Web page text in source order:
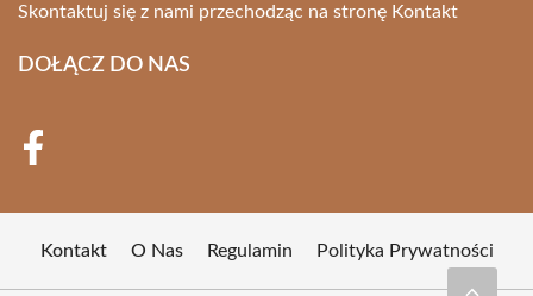
Skontaktuj się z nami przechodząc na stronę Kontakt
DOŁĄCZ DO NAS
Kontakt O Nas Regulamin Polityka Prywatności